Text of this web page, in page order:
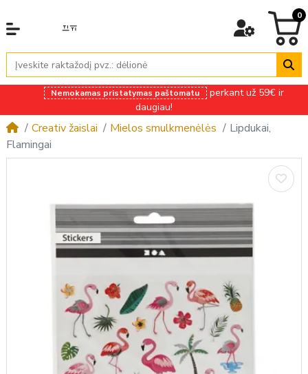
0
Nemokamas pristatymas paštomatu
perkant už 59€ ir
daugiau!
Creativ žaislai Mielos smulkmenėlės
Lipdukai,
Flamingai